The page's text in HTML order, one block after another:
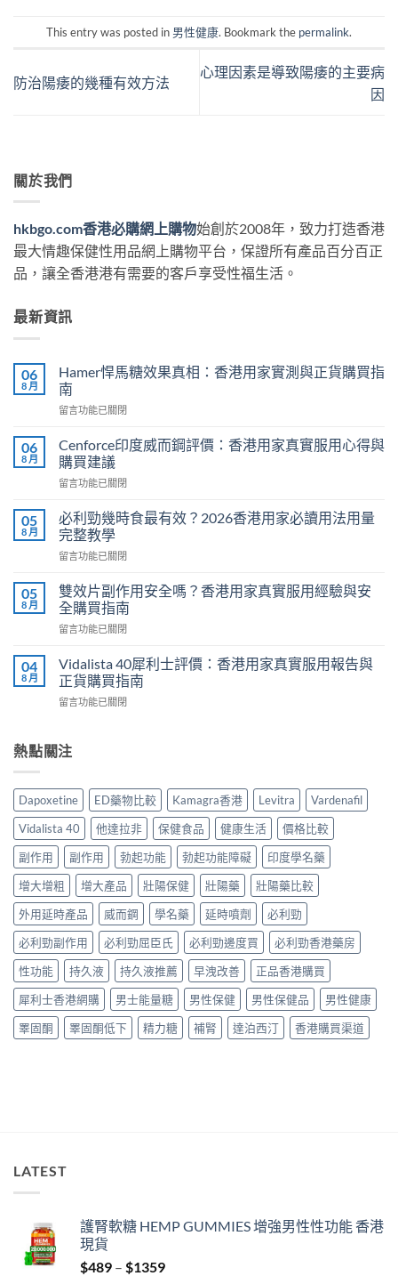
This entry was posted in 男性健康. Bookmark the permalink.
防治陽痿的幾種有效方法
心理因素是導致陽痿的主要病
因
關於我們
hkbgo.com香港必購網上購物始創於2008年，致力打造香港
最大情趣保健性用品網上購物平台，保證所有產品百分百正
品，讓全香港港有需要的客戶享受性福生活。
最新資訊
06
8 月
Hamer悍馬糖效果真相：香港用家實測與正貨購買指
南
在
悍
馬
糖
效
真
相：
香
港
家
實
與
貨
購
買
中
留言功能已關閉
06
8 月
Cenforce印度威而鋼評價：香港用家真實服用心得與
購買建議
在
印
度
威
而
評
價：
香
港
家
真
服
得
買
建
議〉
中
留言功能已關閉
05
8 月
必利勁幾時食最有效？2026香港用家必讀用法用量
完整教學
在
利
勁
幾
時
最
有
效？
2026
用
讀
用
法
用
完
整
教
學〉
中
留言功能已關閉
05
8 月
雙效片副作用安全嗎？香港用家真實服用經驗與安
全購買指南
在
效
片
副
作
全
港
用
家
真
服
用
經
驗
與
安
全
買
指
南〉
中
留言功能已關閉
04
8 月
Vidalista 40犀利士評價：香港用家真實服用報告與
正貨購買指南
在
犀
利
評
價：
香
港
用
家
真
實
服
用
報
告
正
貨
購
留言功能已關閉
熱點關注
Dapoxetine ED藥物比較 Kamagra香港 Levitra
Vardenafil
Vidalista 40
他達拉非 保健食品 健康生活
價格比較
副作用
副作用 勃起功能 勃起功能障礙
印度學名藥
增大增粗
增大產品 壯陽保健 壯陽藥
壯陽藥比較
外用延時產品
威而鋼 學名藥 延時噴劑
必利勁
必利勁副作用
必利勁屈臣氏 必利勁邊度買
必利勁香港藥房
性功能
持久液 持久液推薦 早洩改善
正品香港購買
犀利士香港網購
男士能量糖 男性保健 男性保健品
男性健康
睪固酮
睪固酮低下 精力糖 補腎 達泊西汀 香港購買渠道
LATEST
護腎軟糖 HEMP GUMMIES 增強男性性功能 香港
現貨
$489 – $1359Price